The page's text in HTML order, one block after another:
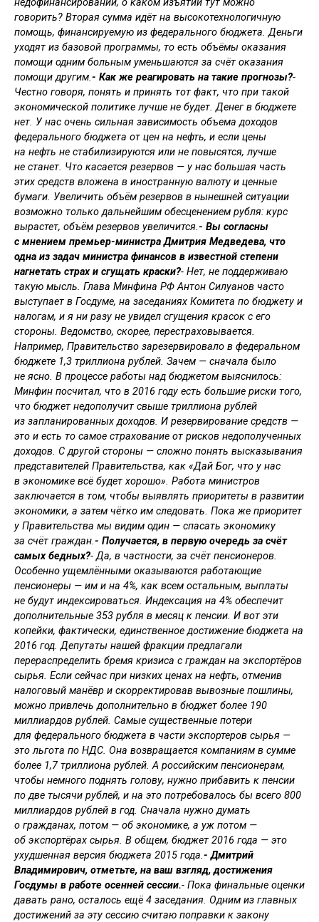
говорить? Вторая сумма идёт на высокотехнологичную
помощь, финансируемую из федерального бюджета. Деньги
уходят из базовой программы, то есть объёмы оказания
помощи одним больным уменьшаются за счёт оказания
помощи другим.- Как же реагировать на такие прогнозы?-
Честно говоря, понять и принять тот факт, что при такой
экономической политике лучше не будет. Денег в бюджете
нет. У нас очень сильная зависимость объема доходов
федерального бюджета от цен на нефть, и если цены
на нефть не стабилизируются или не повысятся, лучше
не станет. Что касается резервов — у нас большая часть
этих средств вложена в иностранную валюту и ценные
бумаги. Увеличить объём резервов в нынешней ситуации
возможно только дальнейшим обесценением рубля: курс
вырастет, объём резервов увеличится.- Вы согласны
с мнением премьер-министра Дмитрия Медведева, что
одна из задач министра финансов в известной степени
нагнетать страх и сгущать краски?- Нет, не поддерживаю
такую мысль. Глава Минфина РФ Антон Силуанов часто
выступает в Госдуме, на заседаниях Комитета по бюджету и
налогам, и я ни разу не увидел сгущения красок с его
стороны. Ведомство, скорее, перестраховывается.
Например, Правительство зарезервировало в федеральном
бюджете 1,3 триллиона рублей. Зачем — сначала было
не ясно. В процессе работы над бюджетом выяснилось:
Минфин посчитал, что в 2016 году есть большие риски того,
что бюджет недополучит свыше триллиона рублей
из запланированных доходов. И резервирование средств —
это и есть то самое страхование от рисков недополученных
доходов. С другой стороны — сложно понять высказывания
представителей Правительства, как «Дай Бог, что у нас
в экономике всё будет хорошо». Работа министров
заключается в том, чтобы выявлять приоритеты в развитии
экономики, а затем чётко им следовать. Пока же приоритет
у Правительства мы видим один — спасать экономику
за счёт граждан.- Получается, в первую очередь за счёт
самых бедных?- Да, в частности, за счёт пенсионеров.
Особенно ущемлёнными оказываются работающие
пенсионеры — им и на 4%, как всем остальным, выплаты
не будут индексироваться. Индексация на 4% обеспечит
дополнительные 353 рубля в месяц к пенсии. И вот эти
копейки, фактически, единственное достижение бюджета на
2016 год. Депутаты нашей фракции предлагали
перераспределить бремя кризиса с граждан на экспортёров
сырья. Если сейчас при низких ценах на нефть, отменив
налоговый манёвр и скорректировав вывозные пошлины,
можно привлечь дополнительно в бюджет более 190
миллиардов рублей. Самые существенные потери
для федерального бюджета в части экспортеров сырья —
это льгота по НДС. Она возвращается компаниям в сумме
более 1,7 триллиона рублей. А российским пенсионерам,
чтобы немного поднять голову, нужно прибавить к пенсии
по две тысячи рублей, и на это потребовалось бы всего 800
миллиардов рублей в год. Сначала нужно думать
о гражданах, потом — об экономике, а уж потом —
об экспортёрах сырья. В общем, бюджет 2016 года — это
ухудшенная версия бюджета 2015 года.- Дмитрий
Владимирович, отметьте, на ваш взгляд, достижения
Госдумы в работе осенней сессии.- Пока финальные оценки
давать рано, осталось ещё 4 заседания. Одним из главных
достижений за эту сессию считаю поправки к закону